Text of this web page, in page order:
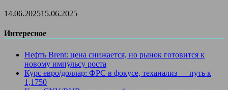
14.06.202515.06.2025
Интересное
Нефть Brent: цена снижается, но рынок готовится к
новому импульсу роста
Курс евро/доллар: ФРС в фокусе, теханализ — путь к
1,1750